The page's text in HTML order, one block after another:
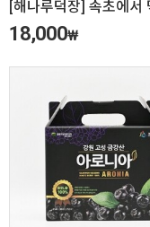
18,000₩